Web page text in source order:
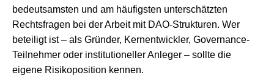
bedeutsamsten und am häufigsten unterschätzten
Rechtsfragen bei der Arbeit mit DAO-Strukturen. Wer
beteiligt ist – als Gründer, Kernentwickler, Governance-
Teilnehmer oder institutioneller Anleger – sollte die
eigene Risikoposition kennen.